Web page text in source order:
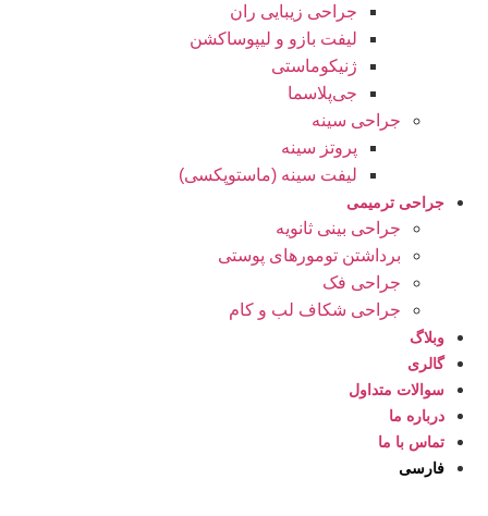
جراحی زیبایی ران
لیفت بازو و لیپوساکشن
ژنیکوماستی
جی‌پلاسما
جراحی سینه
پروتز سینه
لیفت سینه (ماستوپکسی)
جراحی ترمیمی
جراحی بینی ثانویه
برداشتن تومورهای پوستی
جراحی فک
جراحی شکاف لب و کام
وبلاگ
گالری
سوالات متداول
درباره ما
تماس با ما
فارسی